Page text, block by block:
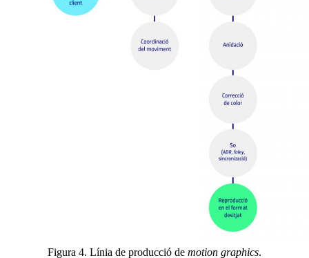
Figura 4. Línia de producció de motion graphics.